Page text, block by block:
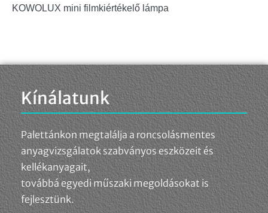
KOWOLUX mini filmkiértékelő lámpa
Kínálatunk
Palettánkon megtalálja a roncsolásmentes
anyagvizsgálatok szabványos eszközeit és
kellékanyagait,
továbbá egyedi műszaki megoldásokat is
fejlesztünk.